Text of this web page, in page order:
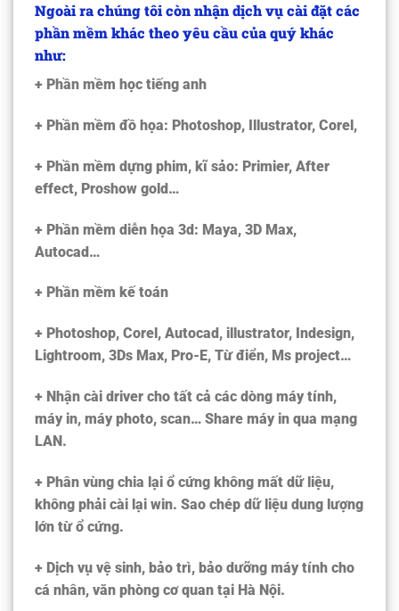
Ngoài ra chúng tôi còn nhận dịch vụ cài đặt các
phần mềm khác theo yêu cầu của quý khác
như:
+ Phần mềm học tiếng anh
+ Phần mềm đồ họa: Photoshop, Illustrator, Corel,
+ Phần mềm dựng phim, kĩ sảo: Primier, After
effect, Proshow gold…
+ Phần mềm diễn họa 3d: Maya, 3D Max,
Autocad…
+ Phần mềm kế toán
+ Photoshop, Corel, Autocad, illustrator, Indesign,
Lightroom, 3Ds Max, Pro-E, Từ điển, Ms project…
+ Nhận cài driver cho tất cả các dòng máy tính,
máy in, máy photo, scan… Share máy in qua mạng
LAN.
+ Phân vùng chia lại ổ cứng không mất dữ liệu,
không phải cài lại win. Sao chép dữ liệu dung lượng
lớn từ ổ cứng.
+ Dịch vụ vệ sinh, bảo trì, bảo dưỡng máy tính cho
cá nhân, văn phòng cơ quan tại Hà Nội.